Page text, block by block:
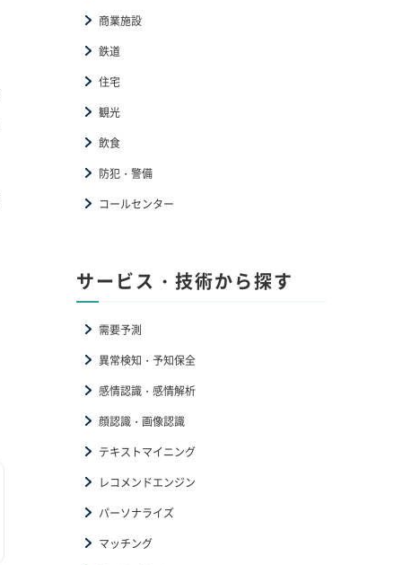
商業施設
鉄道
住宅
観光
飲食
防犯・警備
コールセンター
サービス・技術から探す
需要予測
異常検知・予知保全
感情認識・感情解析
顔認識・画像認識
テキストマイニング
レコメンドエンジン
パーソナライズ
マッチング